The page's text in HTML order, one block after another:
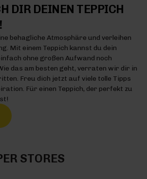
DIR DEINEN TEPPICH
behagliche Atmosphäre und verleihen
Mit einem Teppich kannst du dein
ohne großen Aufwand noch
das am besten geht, verraten wir dir in
Freu dich jetzt auf viele tolle Tipps
Für einen Teppich, der perfekt zu
STORES